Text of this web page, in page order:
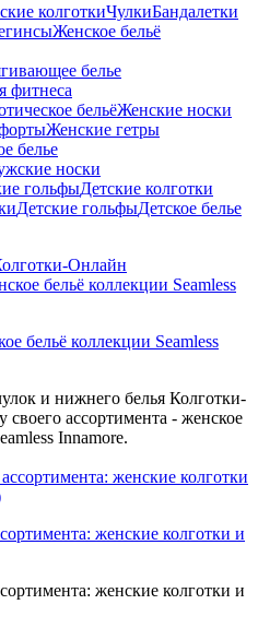
колготкиЧулкиБандалетки
Женское бельё
белье
фитнеса
бельёЖенские носки
Женские гетры
белье
носки
гольфыДетские колготки
Детские гольфыДетское белье
Онлайн
бельё коллекции Seamless
и нижнего белья Колготки-
ассортимента - женское
Innamore.
женские колготки и
женские колготки и